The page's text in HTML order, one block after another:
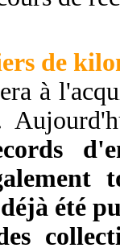
de
à
été